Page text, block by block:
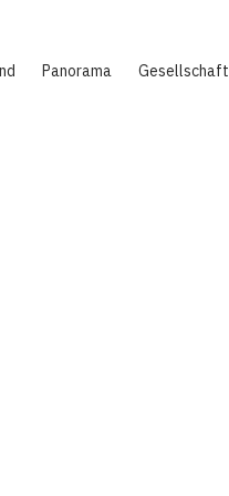
Panorama Gesellschaft